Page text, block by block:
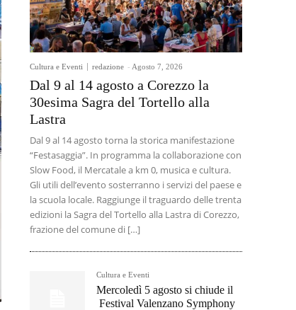
Cultura e Eventi redazione - Agosto 7, 2026
Dal 9 al 14 agosto a Corezzo la
30esima Sagra del Tortello alla
Lastra
Dal 9 al 14 agosto torna la storica manifestazione
“Festasaggia”. In programma la collaborazione con
Slow Food, il Mercatale a km 0, musica e cultura.
Gli utili dell’evento sosterranno i servizi del paese e
la scuola locale. Raggiunge il traguardo delle trenta
edizioni la Sagra del Tortello alla Lastra di Corezzo,
frazione del comune di […]
Cultura e Eventi
Mercoledì 5 agosto si chiude il
Festival Valenzano Symphony